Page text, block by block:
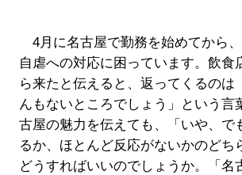
4月に名古屋で勤務を始めてから
自虐への対応に困っています。飲食
ら来たと伝えると、返ってくるのは
んもないところでしょう」という言
古屋の魅力を伝えても、「いや、で
るか、ほとんど反応がないかのどち
どうすればいいのでしょうか。「名